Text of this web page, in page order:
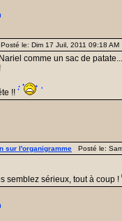
le: Dim 17 Juil, 2011 09:18
comme un sac de patate...
!!
sur l'organigramme Posté le:
semblez sérieux, tout à coup !